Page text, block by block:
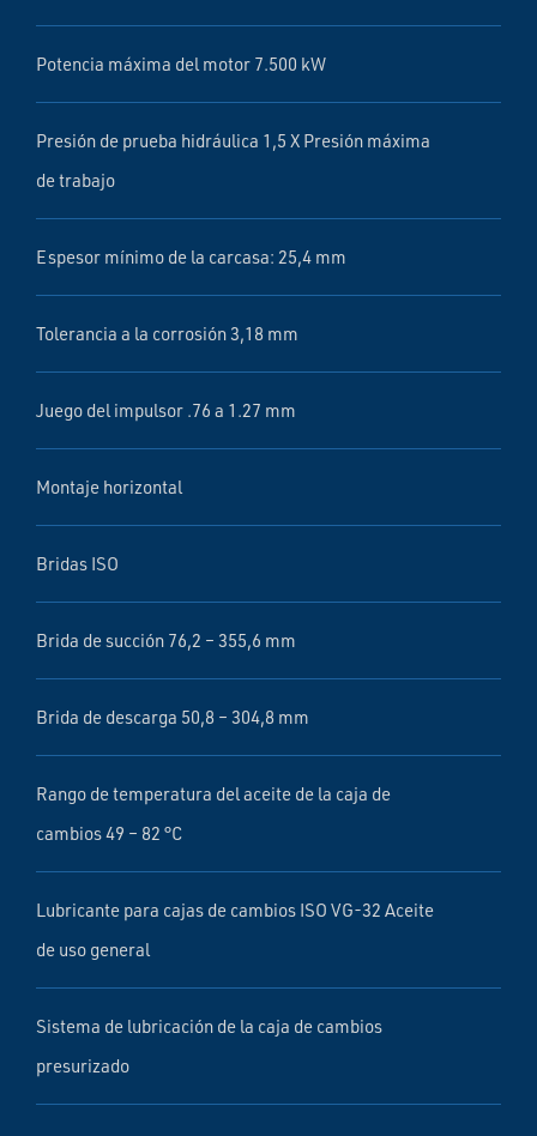
Potencia máxima del motor 7.500 kW
Presión de prueba hidráulica 1,5 X Presión máxima
de trabajo
Espesor mínimo de la carcasa: 25,4 mm
Tolerancia a la corrosión 3,18 mm
Juego del impulsor .76 a 1.27 mm
Montaje horizontal
Bridas ISO
Brida de succión 76,2 – 355,6 mm
Brida de descarga 50,8 – 304,8 mm
Rango de temperatura del aceite de la caja de
cambios 49 – 82 °C
Lubricante para cajas de cambios ISO VG-32 Aceite
de uso general
Sistema de lubricación de la caja de cambios
presurizado